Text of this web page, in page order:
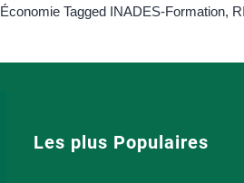
Économie Tagged INADES-Formation,
Les plus Populaires